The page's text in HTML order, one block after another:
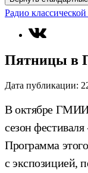
Радио
Пятницы в
Дата публикации:
В октябре
сезон
Программа
с экспозицией,